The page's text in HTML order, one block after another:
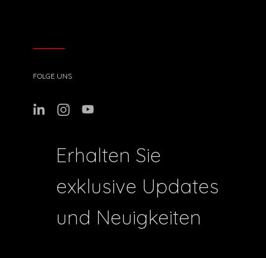
FOLGE UNS
Erhalten Sie
exklusive Updates
und Neuigkeiten